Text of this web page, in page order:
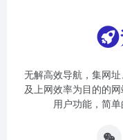
无解高效导航，集网
及上网效率为目的的
用户功能，简